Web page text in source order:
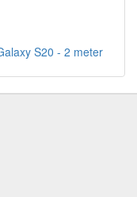
S20 - 2 meter